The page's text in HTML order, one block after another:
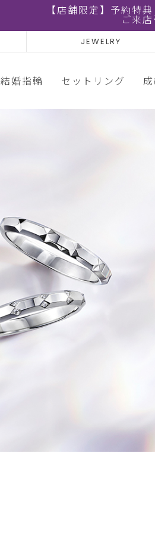
【店舗限定】予約特
ご来
JEWELRY
結婚指輪 セットリング